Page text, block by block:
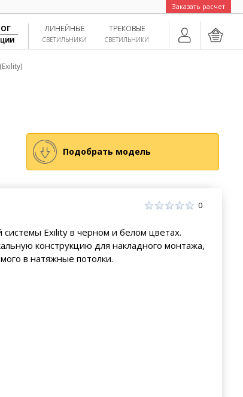
Заказать расчет
ТРЕКОВЫЕ
СВЕТИЛЬНИКИ
ЛИНЕЙНЫЕ
СВЕТИЛЬНИКИ
Подобрать модель
0
Exility в черном и белом цветах.
конструкцию для накладного монтажа,
в натяжные потолки.